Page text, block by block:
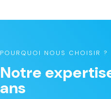
POURQUOI NOUS CHOISIR ?
Notre
ans